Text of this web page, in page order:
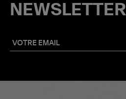
NEWSLETTER